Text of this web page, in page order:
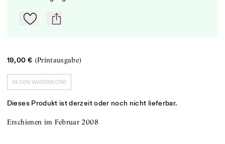
Zu Mein-TdZ hinzufügen
mail
19,00 € (Printausgabe)
IN DEN WARENKORB
Dieses Produkt ist derzeit oder noch nicht lieferbar.
Erschienen im Februar 2008